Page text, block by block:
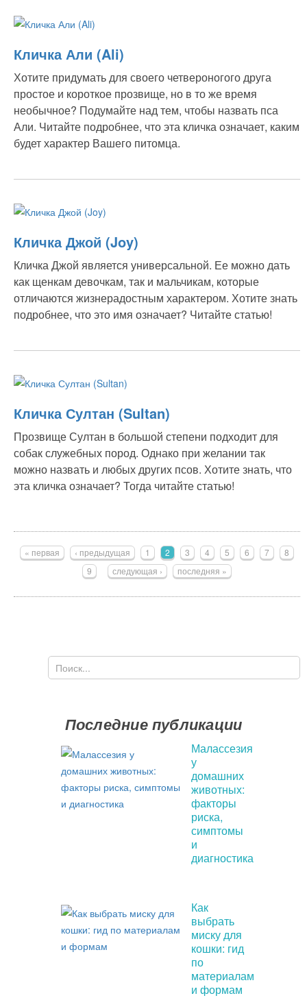
Кличка Али (Ali)
Хотите придумать для своего четвероногого друга
простое и короткое прозвище, но в то же время
необычное? Подумайте над тем, чтобы назвать пса
Али. Читайте подробнее, что эта кличка означает, каким
будет характер Вашего питомца.
Кличка Джой (Joy)
Кличка Джой является универсальной. Ее можно дать
как щенкам девочкам, так и мальчикам, которые
отличаются жизнерадостным характером. Хотите знать
подробнее, что это имя означает? Читайте статью!
Кличка Султан (Sultan)
Прозвище Султан в большой степени подходит для
собак служебных пород. Однако при желании так
можно назвать и любых других псов. Хотите знать, что
эта кличка означает? Тогда читайте статью!
Страницы
« первая ‹ предыдущая 1 2 3 4 5 6 7
8
9
следующая › последняя »
Форма поиска
Поиск
Последние публикации
Малассезия
у
домашних
животных:
факторы
риска,
симптомы
и
диагностика
Как
выбрать
миску для
кошки: гид
по
материалам
и формам